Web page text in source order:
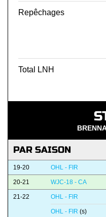
Repêchages
Total LNH
PAR SAISON
19-20 OHL - FIR
20-21 WJC-18 - CA
21-22 OHL - FIR
OHL - FIR (s)